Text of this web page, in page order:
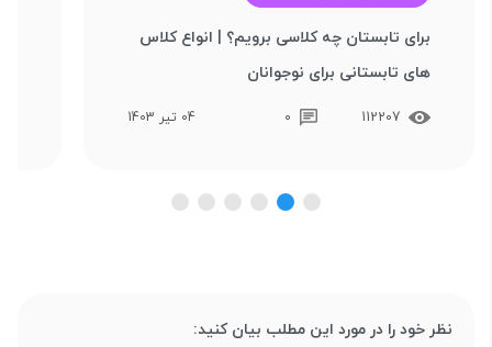
برای تابستان چه کلاسی برویم؟ | انواع کلاس‌
های تابستانی برای نوجوانان
112207
0 04 تیر 1403
نظر خود را در مورد این مطلب بیان کنید: